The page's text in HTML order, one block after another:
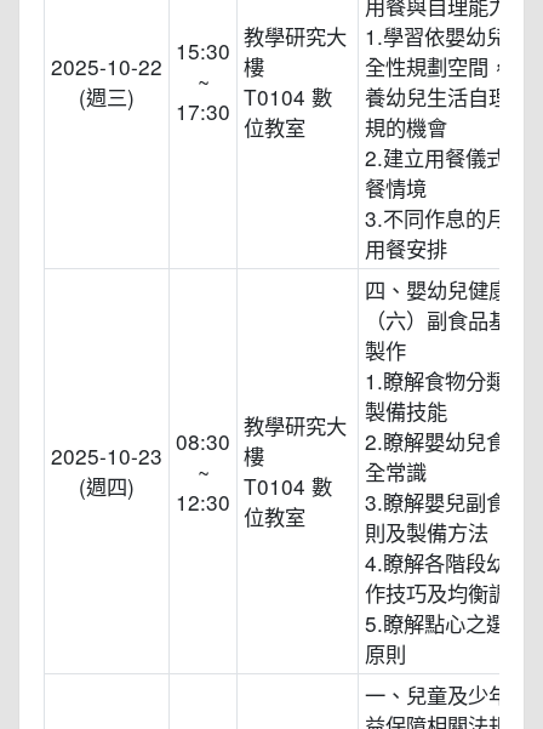
2025-10-22
(週三)
15:30
~
17:30
教學研究大
樓
T0104 數
位教室
1.學習依嬰幼兒需
全性規劃空間，並
養幼兒生活自理能
規的機會
2.建立用餐儀式與
餐情境
3.不同作息的月齡
用餐安排
2025-10-23
(週四)
08:30
~
12:30
教學研究大
樓
T0104 數
位教室
四、嬰幼兒健康照
（六）副食品基本
製作
1.瞭解食物分類、
製備技能
2.瞭解嬰幼兒食品
全常識
3.瞭解嬰兒副食品
則及製備方法
4.瞭解各階段幼兒
作技巧及均衡調配
5.瞭解點心之選擇
原則
一、兒童及少年福